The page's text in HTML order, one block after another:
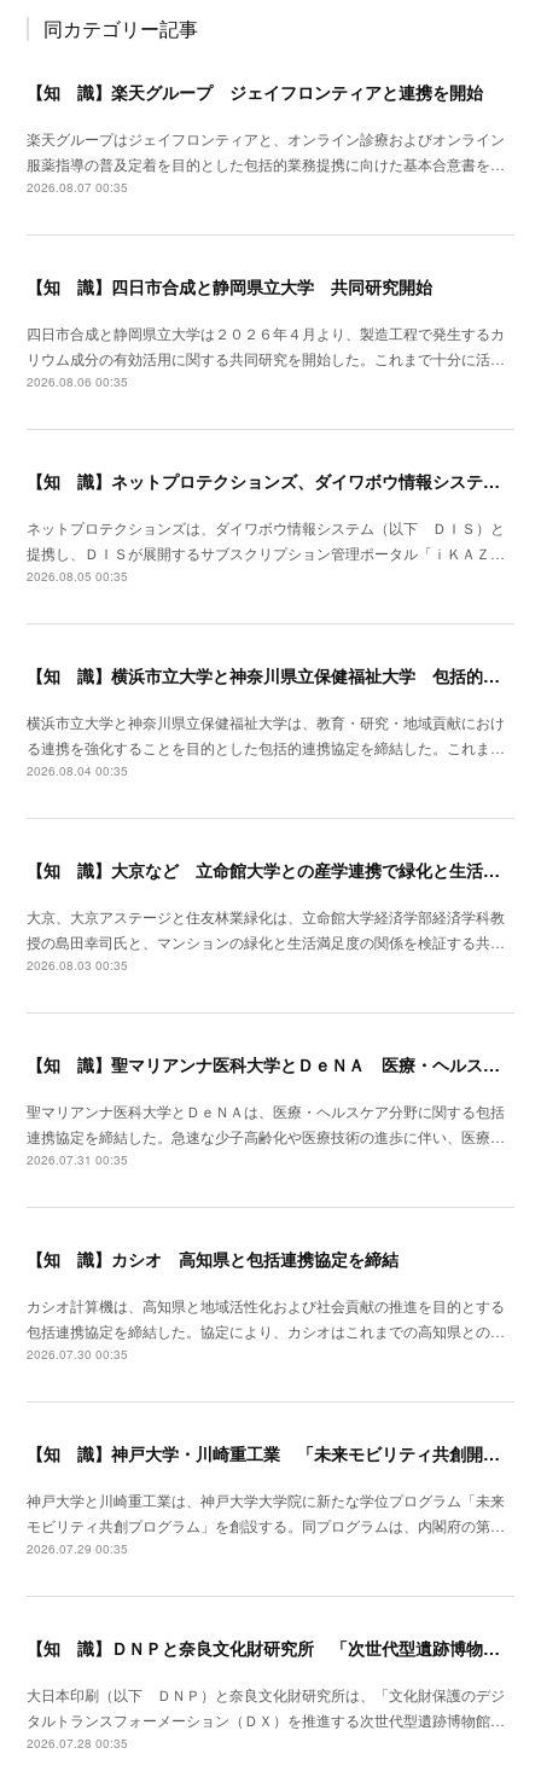
同カテゴリー記事
【知 識】楽天グループ ジェイフロンティアと連携を開始
楽天グループはジェイフロンティアと、オンライン診療およびオンライン
服薬指導の普及定着を目的とした包括的業務提携に向けた基本合意書を…
2026.08.07 00:35
【知 識】四日市合成と静岡県立大学 共同研究開始
四日市合成と静岡県立大学は２０２６年４月より、製造工程で発生するカ
リウム成分の有効活用に関する共同研究を開始した。これまで十分に活…
2026.08.06 00:35
【知 識】ネットプロテクションズ、ダイワボウ情報システムと提携開始
ネットプロテクションズは、ダイワボウ情報システム（以下 ＤＩＳ）と
提携し、ＤＩＳが展開するサブスクリプション管理ポータル「ｉＫＡＺ…
2026.08.05 00:35
【知 識】横浜市立大学と神奈川県立保健福祉大学 包括的連携協定を締結
横浜市立大学と神奈川県立保健福祉大学は、教育・研究・地域貢献におけ
る連携を強化することを目的とした包括的連携協定を締結した。これま…
2026.08.04 00:35
【知 識】大京など 立命館大学との産学連携で緑化と生活満足度の関係を可視化
大京、大京アステージと住友林業緑化は、立命館大学経済学部経済学科教
授の島田幸司氏と、マンションの緑化と生活満足度の関係を検証する共…
2026.08.03 00:35
【知 識】聖マリアンナ医科大学とＤｅＮＡ 医療・ヘルスケア分野で包括連携
聖マリアンナ医科大学とＤｅＮＡは、医療・ヘルスケア分野に関する包括
連携協定を締結した。急速な少子高齢化や医療技術の進歩に伴い、医療…
2026.07.31 00:35
【知 識】カシオ 高知県と包括連携協定を締結
カシオ計算機は、高知県と地域活性化および社会貢献の推進を目的とする
包括連携協定を締結した。協定により、カシオはこれまでの高知県との…
2026.07.30 00:35
【知 識】神戸大学・川崎重工業 「未来モビリティ共創開発拠点」形成
神戸大学と川崎重工業は、神戸大学大学院に新たな学位プログラム「未来
モビリティ共創プログラム」を創設する。同プログラムは、内閣府の第…
2026.07.29 00:35
【知 識】ＤＮＰと奈良文化財研究所 「次世代型遺跡博物館」実現に向け連携研究
大日本印刷（以下 ＤＮＰ）と奈良文化財研究所は、「文化財保護のデジ
タルトランスフォーメーション（ＤＸ）を推進する次世代型遺跡博物館…
2026.07.28 00:35